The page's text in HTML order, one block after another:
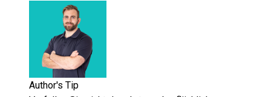
Author's Tip